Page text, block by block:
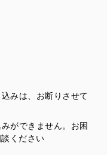
みは、お断りさせて
ができません。お困
ください